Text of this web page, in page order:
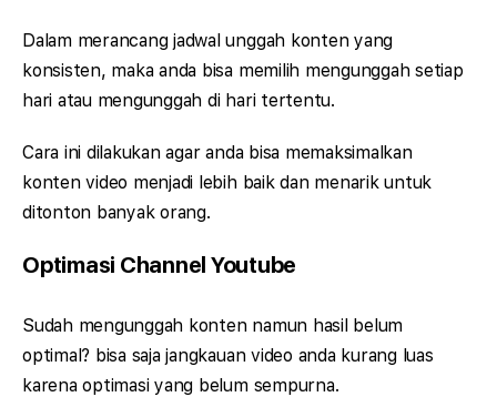
Dalam merancang jadwal unggah konten yang
konsisten, maka anda bisa memilih mengunggah setiap
hari atau mengunggah di hari tertentu.
Cara ini dilakukan agar anda bisa memaksimalkan
konten video menjadi lebih baik dan menarik untuk
ditonton banyak orang.
Optimasi Channel Youtube
Sudah mengunggah konten namun hasil belum
optimal? bisa saja jangkauan video anda kurang luas
karena optimasi yang belum sempurna.